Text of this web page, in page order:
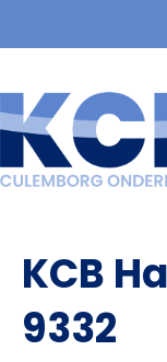
KCB
9332